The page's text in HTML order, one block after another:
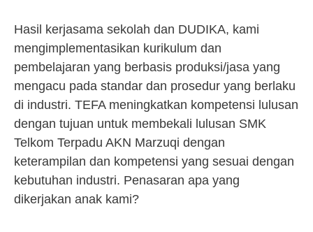
Hasil kerjasama sekolah dan DUDIKA, kami
mengimplementasikan kurikulum dan
pembelajaran yang berbasis produksi/jasa yang
mengacu pada standar dan prosedur yang berlaku
di industri. TEFA meningkatkan kompetensi lulusan
dengan tujuan untuk membekali lulusan SMK
Telkom Terpadu AKN Marzuqi dengan
keterampilan dan kompetensi yang sesuai dengan
kebutuhan industri. Penasaran apa yang
dikerjakan anak kami?